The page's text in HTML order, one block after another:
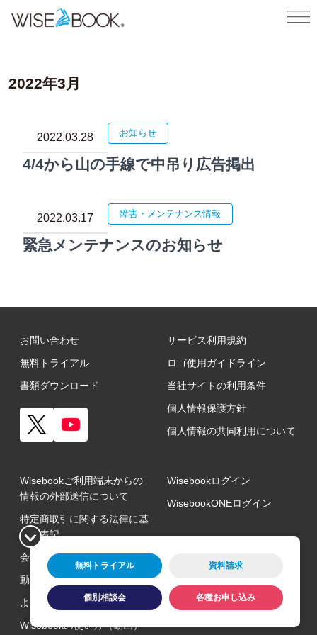
2022年3月
2022.03.28 お知らせ
4/4から山の手線で中吊り広告掲出
2022.03.17 障害・メンテナンス情報
緊急メンテナンスのお知らせ
お問い合わせ
無料トライアル
書類ダウンロード
サービス利用規約
ロゴ使用ガイドライン
当社サイトの利用条件
個人情報保護方針
個人情報の共同利用について
Wisebookご利用端末からの
情報の外部送信について
特定商取引に関する法律に基
づく表記
会社概要
動作環境
よくある質問
Wisebookの使い方（動画）
Wisebookログイン
WisebookONEログイン
無料トライアル 資料請求
個別相談会 各種お申し込み